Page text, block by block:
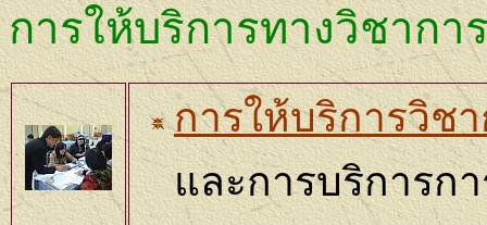
การให้บริการทางวิชากา
การให้บริการวิช
และการบริการก